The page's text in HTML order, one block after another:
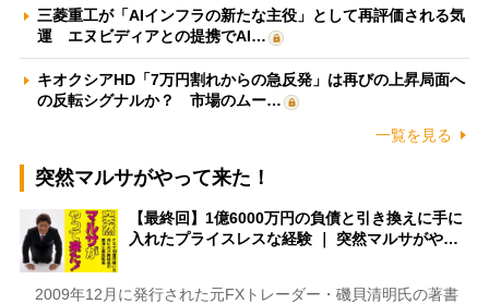
三菱重工が「AIインフラの新たな主役」として再評価される気
運 エヌビディアとの提携でAI…
キオクシアHD「7万円割れからの急反発」は再びの上昇局面へ
の反転シグナルか？ 市場のムー…
一覧を見る
突然マルサがやって来た！
【最終回】1億6000万円の負債と引き換えに手に
入れたプライスレスな経験 ｜ 突然マルサがや…
2009年12月に発行された元FXトレーダー・磯貝清明氏の著書